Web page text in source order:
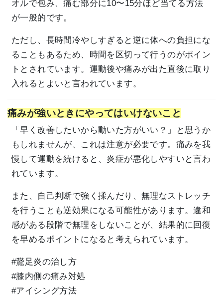
オルで包み、痛む部分に10〜15分ほど当てる方法
が一般的です。
ただし、長時間冷やしすぎると逆に体への負担にな
ることもあるため、時間を区切って行うのがポイン
トとされています。運動後や痛みが出た直後に取り
入れるとよいと言われています。
痛みが強いときにやってはいけないこと
「早く改善したいから動いた方がいい？」と思うか
もしれませんが、これは注意が必要です。痛みを我
慢して運動を続けると、炎症が悪化しやすいと言わ
れています。
また、自己判断で強く揉んだり、無理なストレッチ
を行うことも逆効果になる可能性があります。違和
感がある段階で無理をしないことが、結果的に回復
を早めるポイントになると考えられています。
#鵞足炎の治し方
#膝内側の痛み対処
#アイシング方法